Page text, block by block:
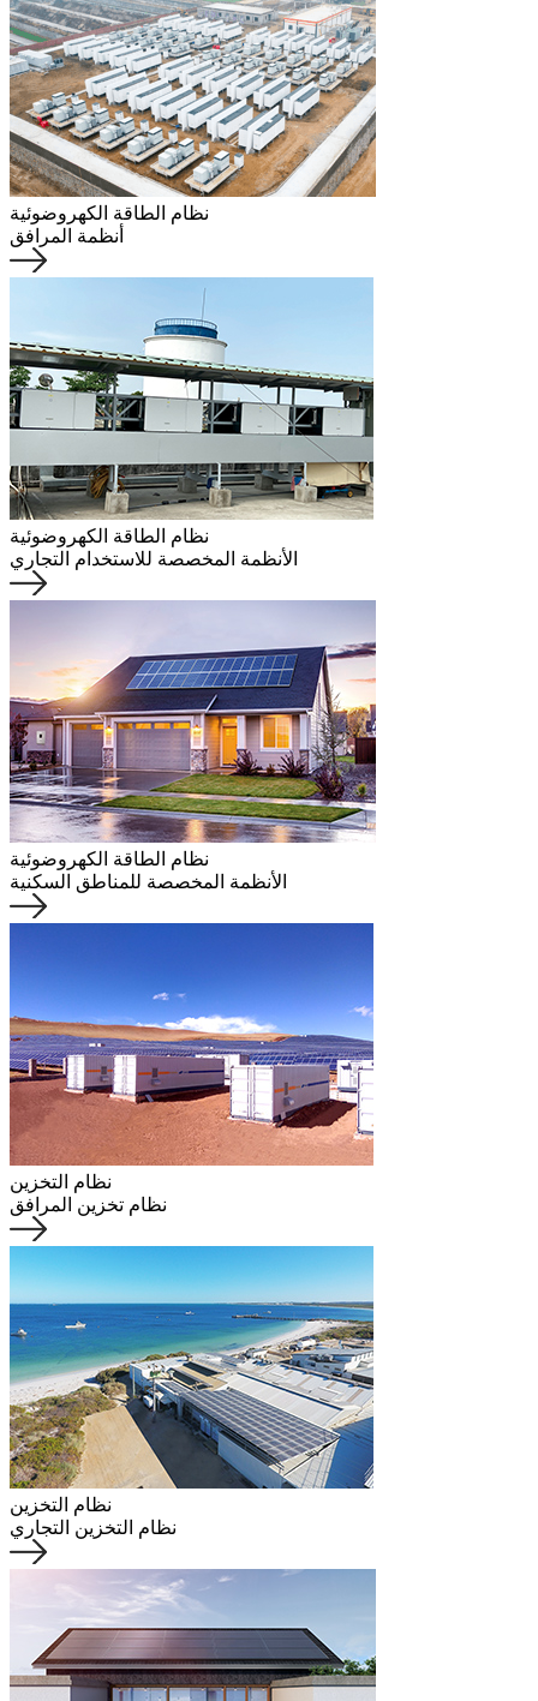
نظام الطاقة الكهروضوئية
أنظمة المرافق
نظام الطاقة الكهروضوئية
الأنظمة المخصصة للاستخدام التجاري
نظام الطاقة الكهروضوئية
الأنظمة المخصصة للمناطق السكنية
نظام التخزين
نظام تخزين المرافق
نظام التخزين
نظام التخزين التجاري